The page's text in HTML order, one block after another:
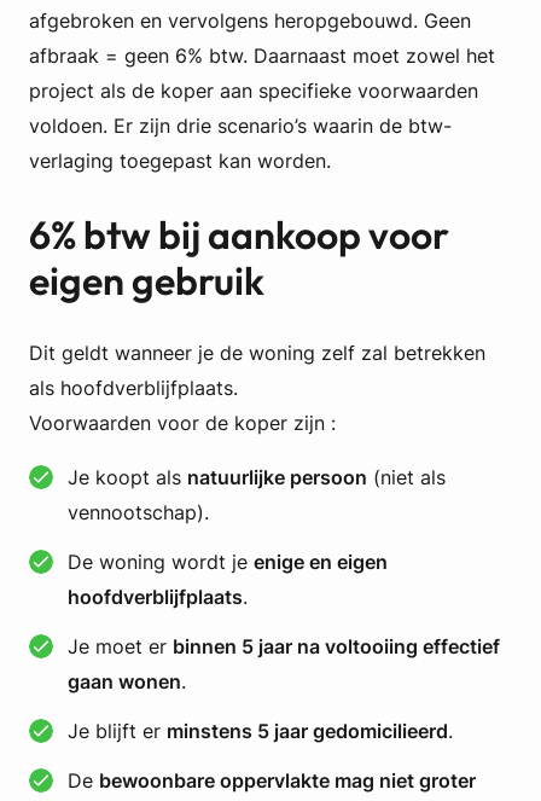
afgebroken en vervolgens heropgebouwd. Geen
afbraak = geen 6% btw. Daarnaast moet zowel het
project als de koper aan specifieke voorwaarden
voldoen. Er zijn drie scenario’s waarin de btw-
verlaging toegepast kan worden.
6% btw bij aankoop voor
eigen gebruik
Dit geldt wanneer je de woning zelf zal betrekken
als hoofdverblijfplaats.
Voorwaarden voor de koper zijn :
Je koopt als natuurlijke persoon (niet als
vennootschap).
De woning wordt je enige en eigen
hoofdverblijfplaats.
Je moet er binnen 5 jaar na voltooiing effectief
gaan wonen.
Je blijft er minstens 5 jaar gedomicilieerd.
De bewoonbare oppervlakte mag niet groter